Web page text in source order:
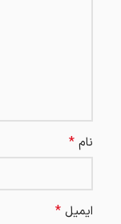
نام *
ایمیل *